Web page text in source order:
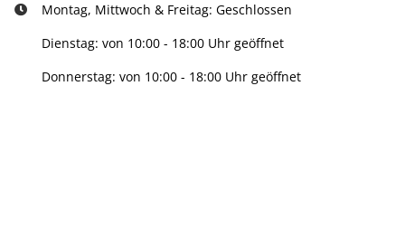
Montag, Mittwoch & Freitag: Geschlossen
Dienstag: von 10:00 - 18:00 Uhr geöffnet
Donnerstag: von 10:00 - 18:00 Uhr geöffnet